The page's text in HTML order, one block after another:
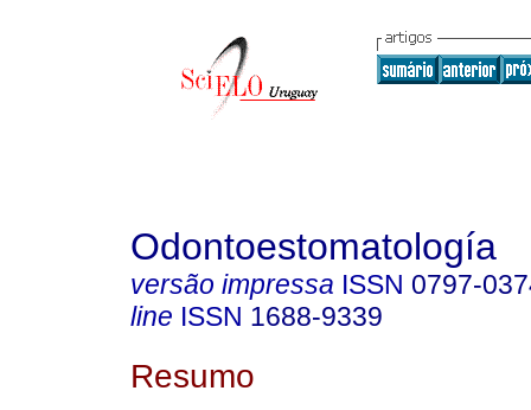
Odontoestomatología
versão impressa ISSN 0797-
line ISSN 1688-9339
Resumo